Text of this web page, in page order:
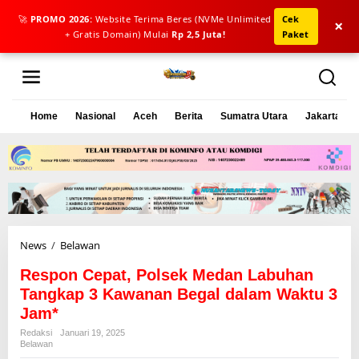
🚀 PROMO 2026: Website Terima Beres (NVMe Unlimited
+ Gratis Domain) Mulai Rp 2,5 Juta!
Cek
Paket
×
L
Home Nasional Aceh Berita Sumatra Utara Jakarta
News / Belawan
s
p
C
Respon Cepat, Polsek Medan Labuhan
Tangkap 3 Kawanan Begal dalam Waktu 3
Jam*
Redaksi
Januari 19, 2025
Belawan